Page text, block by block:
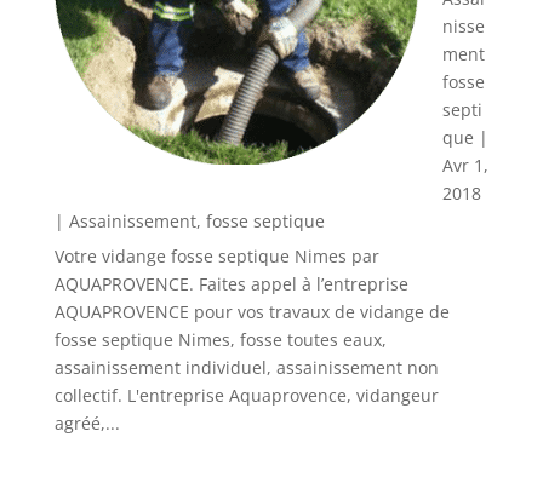
nisse
ment
fosse
septi
que |
Avr 1,
2018
| Assainissement, fosse septique
Votre vidange fosse septique Nimes par
AQUAPROVENCE. Faites appel à l’entreprise
AQUAPROVENCE pour vos travaux de vidange de
fosse septique Nimes, fosse toutes eaux,
assainissement individuel, assainissement non
collectif. L'entreprise Aquaprovence, vidangeur
agréé,...